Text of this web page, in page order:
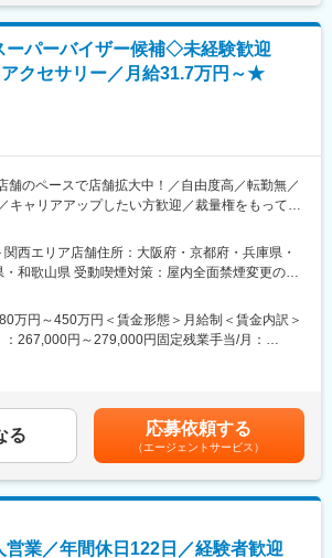
ジネスイノベーションの製品を主軸として、業務
DX（デジタルトランスフォーメーション）化の
器の提案、オフィスリノベーションに至るまで
ます。
ーパーバイザー候補◇未経験歓迎
クセサリー／月給31.7万円～★
舗のペースで店舗拡大中！／自由度高／転勤無／
キャリアアップしたい方歓迎／裁量権をもって働
るブランド（「LUNA EARTH(ルナアース)」を
本的には月8日休みのシフト制、担当店舗の巡回し
ジメント経験を活かせる
格チャンスあり（年4回）
織づくりにも関われる
関西エリア店舗住所：大阪府・京都府・兵庫県・
和歌山県 受動喫煙対策：屋内全面禁煙変更の範
万円～450万円＜賃金形態＞月給制＜賃金内訳＞
：267,000円～279,000円固定残業手当/月：
する可能性があります。月給(月額)は固定手当を含
る 応募依頼する
（エージェントサービス）
営業／年間休日122日／経験者歓迎